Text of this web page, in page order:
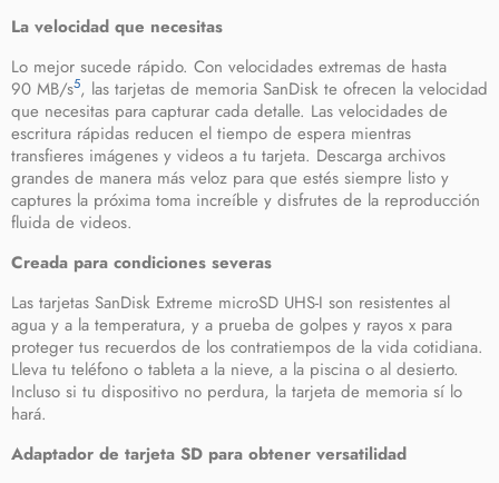
La velocidad que necesitas
Lo mejor sucede rápido. Con velocidades extremas de hasta
90 MB/s5, las tarjetas de memoria SanDisk te ofrecen la velocidad
que necesitas para capturar cada detalle. Las velocidades de
escritura rápidas reducen el tiempo de espera mientras
transfieres imágenes y videos a tu tarjeta. Descarga archivos
grandes de manera más veloz para que estés siempre listo y
captures la próxima toma increíble y disfrutes de la reproducción
fluida de videos.
Creada para condiciones severas
Las tarjetas SanDisk Extreme microSD UHS-I son resistentes al
agua y a la temperatura, y a prueba de golpes y rayos x para
proteger tus recuerdos de los contratiempos de la vida cotidiana.
Lleva tu teléfono o tableta a la nieve, a la piscina o al desierto.
Incluso si tu dispositivo no perdura, la tarjeta de memoria sí lo
hará.
Adaptador de tarjeta SD para obtener versatilidad